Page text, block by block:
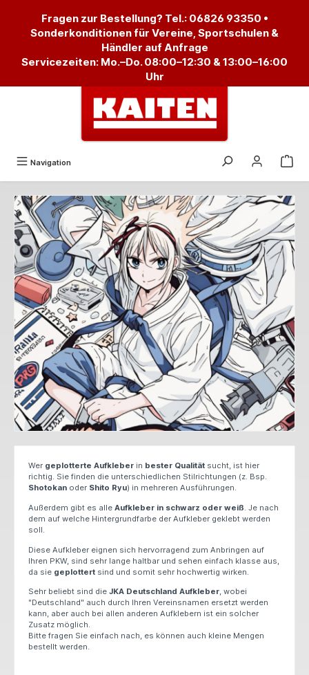
Fragen zur Bestellung? Tel.: 06826 93350 •
Sonderkonditionen für Vereine, Sportschulen &
Händler auf Anfrage
Servicezeiten: Mo.–Do. 08:00–12:30 & 13:00–16:00
Uhr
Navigation
Wer geplotterte Aufkleber in bester Qualität sucht, ist hier
richtig. Sie finden die unterschiedlichen Stilrichtungen (z. Bsp.
Shotokan oder Shito Ryu) in mehreren Ausführungen.
Außerdem gibt es alle Aufkleber in schwarz oder weiß . Je nach
dem auf welche Hintergrundfarbe der Aufkleber geklebt werden
soll.
Diese Aufkleber eignen sich hervorragend zum Anbringen auf
Ihren PKW, sind sehr lange haltbar und sehen einfach klasse aus,
da sie geplottert sind und somit sehr hochwertig wirken.
Sehr beliebt sind die JKA Deutschland Aufkleber, wobei
"Deutschland" auch durch Ihren Vereinsnamen ersetzt werden
kann, aber auch bei allen anderen Aufklebern ist ein solcher
Zusatz möglich.
Bitte fragen Sie einfach nach, es können auch kleine Mengen
bestellt werden.